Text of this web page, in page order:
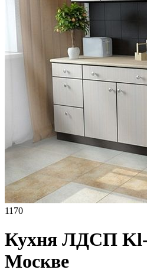
1170
Кухня ЛДСП Kl-
Москве